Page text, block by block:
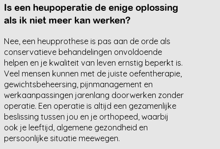
Is een heupoperatie de enige oplossing
als ik niet meer kan werken?
Nee, een heupprothese is pas aan de orde als
conservatieve behandelingen onvoldoende
helpen en je kwaliteit van leven ernstig beperkt is.
Veel mensen kunnen met de juiste oefentherapie,
gewichtsbeheersing, pijnmanagement en
werkaanpassingen jarenlang doorwerken zonder
operatie. Een operatie is altijd een gezamenlijke
beslissing tussen jou en je orthopeed, waarbij
ook je leeftijd, algemene gezondheid en
persoonlijke situatie meewegen.